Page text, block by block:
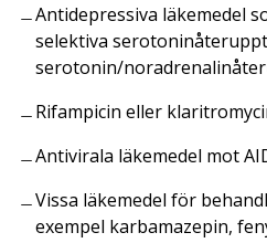
Antidepressiva läkemedel
selektiva
serotonin/
Rifampicin eller
Antivirala läkemedel mot
Vissa läkemedel för
exempel karbamazepin,